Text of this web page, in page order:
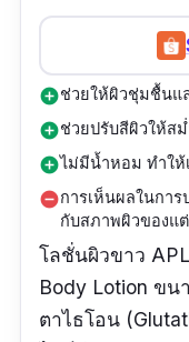
add_circleช่วยให้ผิวชุ่มชื้นแ
add_circleช่วยปรับสีผิวให้ส
add_circleไม่มีน้ำหอม ทำให้
remove_circleการเห็นผลในกา
กับสภาพผิวของแ
โลชั่นผิวขาว
Body Lotion ข
ตาไธโอน